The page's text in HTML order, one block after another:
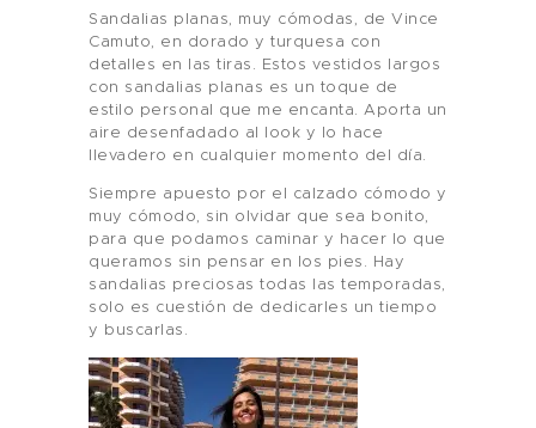
Sandalias planas, muy cómodas, de Vince
Camuto, en dorado y turquesa con
detalles en las tiras. Estos vestidos largos
con sandalias planas es un toque de
estilo personal que me encanta. Aporta un
aire desenfadado al look y lo hace
llevadero en cualquier momento del día.
Siempre apuesto por el calzado cómodo y
muy cómodo, sin olvidar que sea bonito,
para que podamos caminar y hacer lo que
queramos sin pensar en los pies. Hay
sandalias preciosas todas las temporadas,
solo es cuestión de dedicarles un tiempo
y buscarlas.